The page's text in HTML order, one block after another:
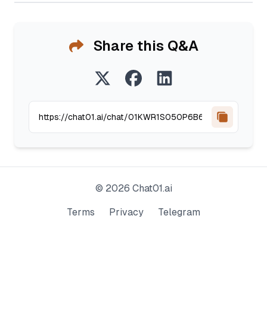
Share this Q&A
© 2026 Chat01.ai
Terms Privacy Telegram